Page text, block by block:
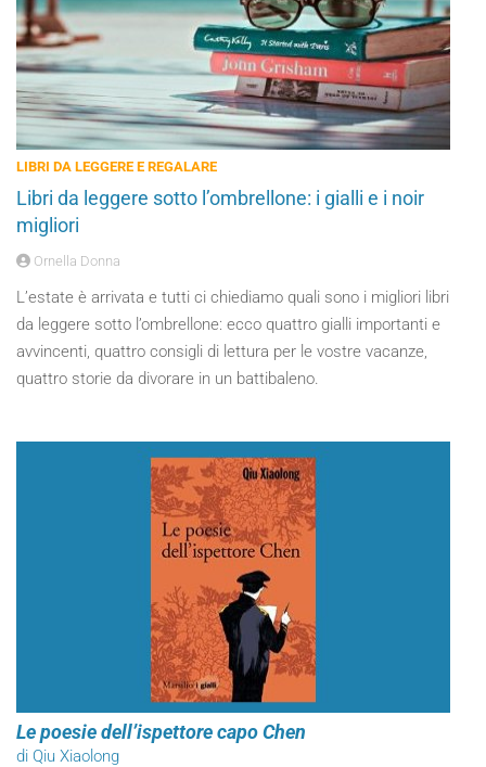
LIBRI DA LEGGERE E REGALARE
Libri da leggere sotto l’ombrellone: i gialli e i noir
migliori
Ornella Donna
L’estate è arrivata e tutti ci chiediamo quali sono i migliori libri
da leggere sotto l’ombrellone: ecco quattro gialli importanti e
avvincenti, quattro consigli di lettura per le vostre vacanze,
quattro storie da divorare in un battibaleno.
Le poesie dell’ispettore capo Chen
di Qiu Xiaolong